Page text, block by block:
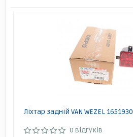
Ліхтар задній VAN WEZEL 1651930
0 відгуків